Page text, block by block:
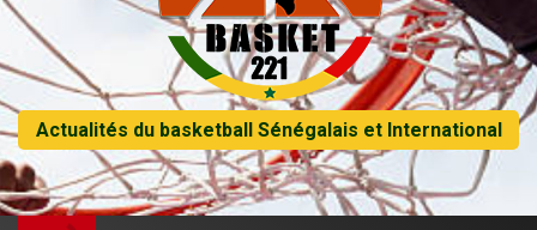
Actualités du basketball Sénégalais et International